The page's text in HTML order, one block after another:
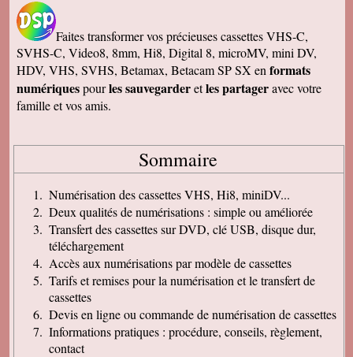
Faites transformer vos précieuses cassettes VHS-C,
SVHS-C, Video8, 8mm, Hi8, Digital 8, microMV, mini DV,
HDV, VHS, SVHS, Betamax, Betacam SP SX en formats
numériquespourles sauvegarderetles partageravec votre
famille et vos amis.
Sommaire
Numérisation des cassettes VHS, Hi8, miniDV...
Deux qualités de numérisations : simple ou améliorée
Transfert des cassettes sur DVD, clé USB, disque dur,
téléchargement
Accès aux numérisations par modèle de cassettes
Tarifs et remises pour la numérisation et le transfert de
cassettes
Devis en ligne ou commande de numérisation de cassettes
Informations pratiques : procédure, conseils, règlement,
contact